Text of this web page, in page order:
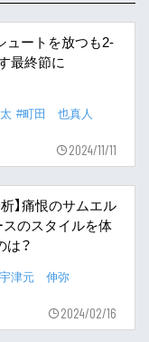
ュートを放つも2-
最終節に
#町田 也真人
2024/11/11
】痛恨のサムエル
のスタイルを体
？
津元 伸弥
2024/02/16